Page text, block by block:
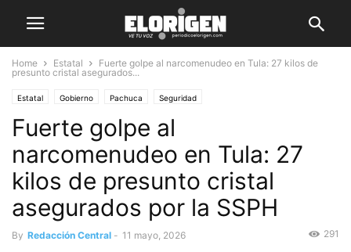
Home Estatal
Fuerte golpe al narcomenudeo en Tula: 27 kilos de
presunto cristal asegurados...
Estatal Gobierno Pachuca Seguridad
Fuerte golpe al
narcomenudeo en Tula: 27
kilos de presunto cristal
asegurados por la SSPH
By Redacción Central - 11 mayo, 2026 291